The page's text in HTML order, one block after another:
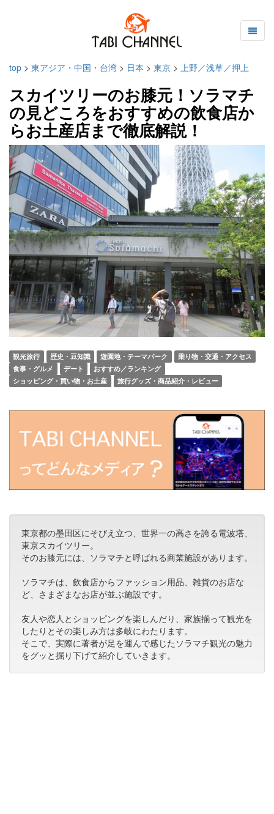
top > 東アジア・中国・台湾 > 日本 > 東京 > 上野／浅草／押上
スカイツリーのお膝元！ソラマチ
の見どころをおすすめの飲食店か
らお土産店まで徹底解説！
観光旅行 歴史・豆知識 遊園地・テーマパーク
乗り物・交通・アクセス
食事・グルメ
デート
おすすめ／ランキング
ショッピング・買い物・お土産
旅行グッズ・商品紹介・レビュー
東京都の墨田区にそびえ立つ、世界一の高さを誇る電波塔、
東京スカイツリー。
そのお膝元には、ソラマチと呼ばれる商業施設があります。
ソラマチは、飲食店からファッション用品、雑貨のお店な
ど、さまざまなお店が並ぶ施設です。
友人や恋人とショッピングを楽しんだり、家族揃って観光を
したりとその楽しみ方は多岐にわたります。
そこで、実際に著者が足を運んで感じたソラマチ観光の魅力
をグッと掘り下げて紹介していきます。